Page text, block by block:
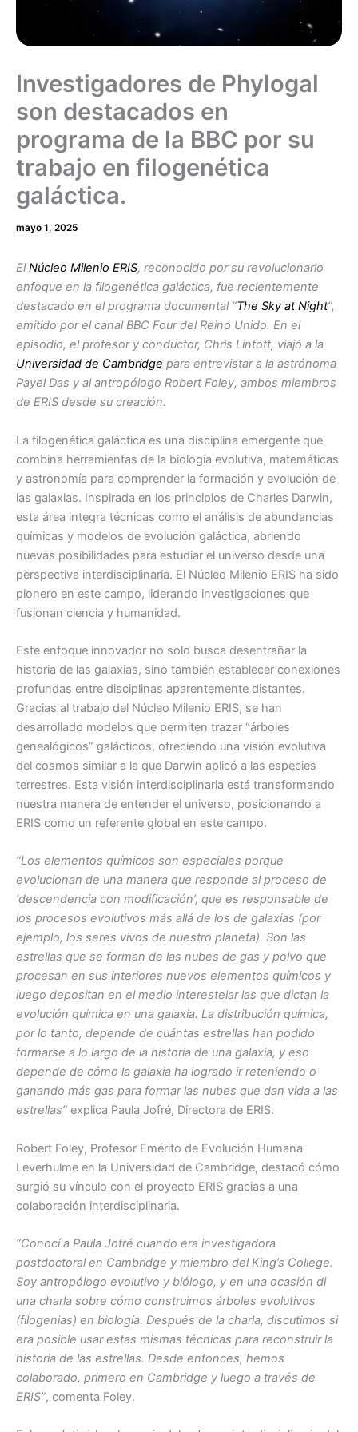
Investigadores de Phylogal
son destacados en
programa de la BBC por su
trabajo en filogenética
galáctica.
mayo 1, 2025
ElNúcleo Milenio ERIS, reconocido por su revolucionario
enfoque en la filogenética galáctica, fue recientemente
destacado en el programa documental “The Sky at Night”,
emitido por el canal BBC Four del Reino Unido. En el
episodio, el profesor y conductor, Chris Lintott, viajó a la
Universidad de Cambridge para entrevistar a la astrónoma
Payel Das y al antropólogo Robert Foley, ambos miembros
de ERIS desde su creación.
La filogenética galáctica es una disciplina emergente que
combina herramientas de la biología evolutiva, matemáticas
y astronomía para comprender la formación y evolución de
las galaxias. Inspirada en los principios de Charles Darwin,
esta área integra técnicas como el análisis de abundancias
químicas y modelos de evolución galáctica, abriendo
nuevas posibilidades para estudiar el universo desde una
perspectiva interdisciplinaria. El Núcleo Milenio ERIS ha sido
pionero en este campo, liderando investigaciones que
fusionan ciencia y humanidad.
Este enfoque innovador no solo busca desentrañar la
historia de las galaxias, sino también establecer conexiones
profundas entre disciplinas aparentemente distantes.
Gracias al trabajo del Núcleo Milenio ERIS, se han
desarrollado modelos que permiten trazar “árboles
genealógicos” galácticos, ofreciendo una visión evolutiva
del cosmos similar a la que Darwin aplicó a las especies
terrestres. Esta visión interdisciplinaria está transformando
nuestra manera de entender el universo, posicionando a
ERIS como un referente global en este campo.
“Los elementos químicos son especiales porque
evolucionan de una manera que responde al proceso de
‘descendencia con modificación’, que es responsable de
los procesos evolutivos más allá de los de galaxias (por
ejemplo, los seres vivos de nuestro planeta). Son las
estrellas que se forman de las nubes de gas y polvo que
procesan en sus interiores nuevos elementos químicos y
luego depositan en el medio interestelar las que dictan la
evolución química en una galaxia. La distribución química,
por lo tanto, depende de cuántas estrellas han podido
formarse a lo largo de la historia de una galaxia, y eso
depende de cómo la galaxia ha logrado ir reteniendo o
ganando más gas para formar las nubes que dan vida a las
estrellas” explica Paula Jofré, Directora de ERIS.
Robert Foley, Profesor Emérito de Evolución Humana
Leverhulme en la Universidad de Cambridge, destacó cómo
surgió su vínculo con el proyecto ERIS gracias a una
colaboración interdisciplinaria.
“Conocí a Paula Jofré cuando era investigadora
postdoctoral en Cambridge y miembro del King’s College.
Soy antropólogo evolutivo y biólogo, y en una ocasión di
una charla sobre cómo construimos árboles evolutivos
(filogenias) en biología. Después de la charla, discutimos si
era posible usar estas mismas técnicas para reconstruir la
historia de las estrellas. Desde entonces, hemos
colaborado, primero en Cambridge y luego a través de
ERIS”, comenta Foley.